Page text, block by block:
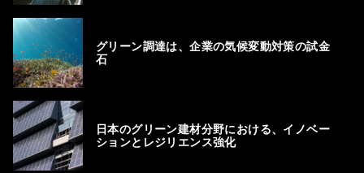
グリーン調達は、企業の気候変動対策の試金
石
日本のグリーン建材分野における、イノベー
ションとレジリエンス強化